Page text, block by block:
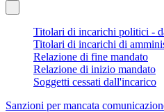
Titolari di incarichi politici -
Titolari di incarichi di
Relazione di fine mandato
Relazione di inizio mandato
Soggetti cessati dall'incarico
Sanzioni per mancata